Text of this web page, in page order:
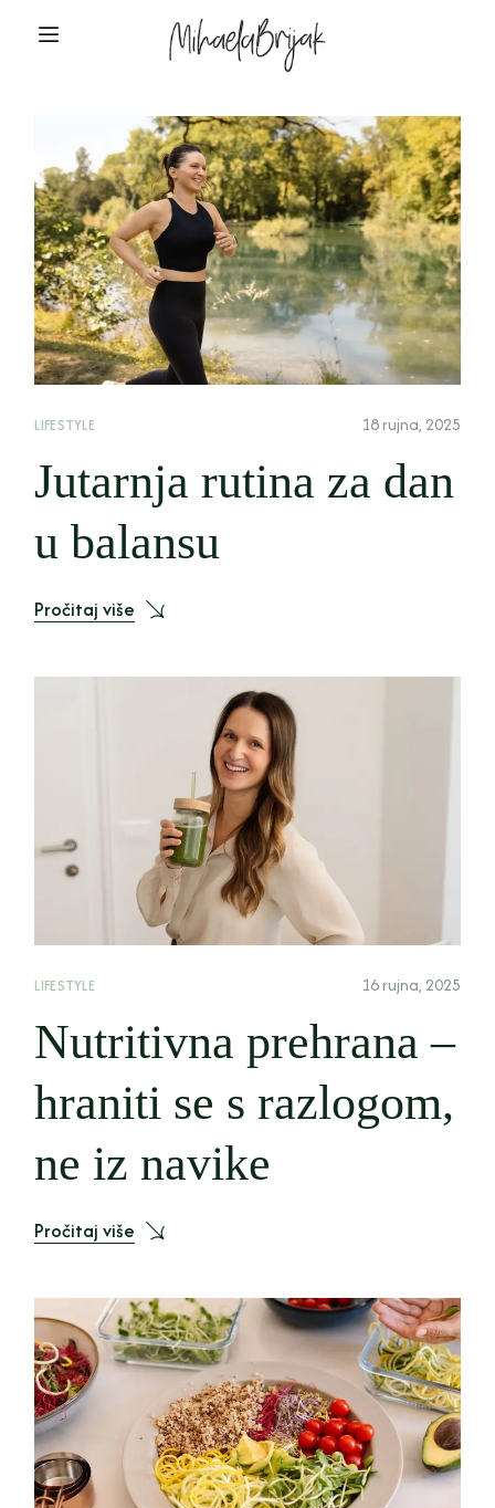
LIFESTYLE 18 rujna, 2025
Jutarnja rutina za dan
u balansu
Pročitaj više
LIFESTYLE 16 rujna, 2025
Nutritivna prehrana –
hraniti se s razlogom,
ne iz navike
Pročitaj više